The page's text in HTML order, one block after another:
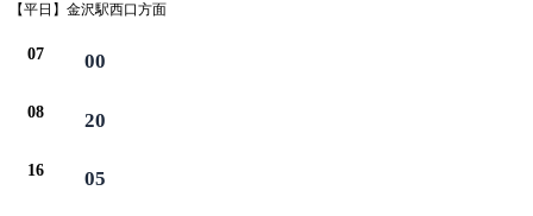
【平日】金沢駅西口方面
07 00
08 20
16 05